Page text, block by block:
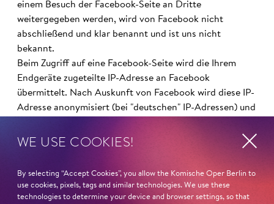
einem Besuch der Facebook-Seite an Dritte
weitergegeben werden, wird von Facebook nicht
abschließend und klar benannt und ist uns nicht
bekannt.
Beim Zugriff auf eine Facebook-Seite wird die Ihrem
Endgeräte zugeteilte IP-Adresse an Facebook
übermittelt. Nach Auskunft von Facebook wird diese IP-
Adresse anonymisiert (bei "deutschen" IP-Adressen) und
hinaus Informationen über die Endgeräte seiner Nutzer
Facebook damit eine Zuordnung von IP-Adressen zu
einzelnen Nutzern möglich.
WE USE COOKIES!
By selecting “Accept Cookies”, you allow the Komische Oper Berlin to
use cookies, pixels, tags and similar technologies. We use these
technologies to determine your device and browser settings, so that